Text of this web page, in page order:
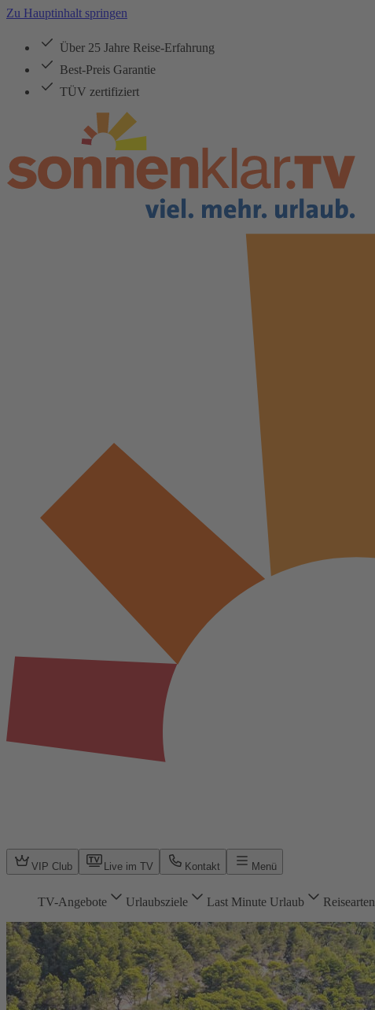
Zu Hauptinhalt springen
Über 25 Jahre Reise-Erfahrung
Best-Preis Garantie
TÜV zertifiziert
VIP Club Live im TV Kontakt Menü
TV-Angebote Urlaubsziele Last Minute Urlaub Reisearten